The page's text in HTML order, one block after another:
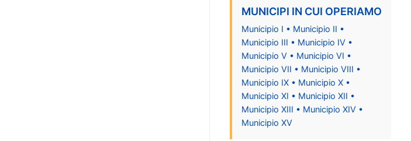
MUNICIPI IN CUI OPERIAMO
Municipio I • Municipio II •
Municipio III • Municipio IV •
Municipio V • Municipio VI •
Municipio VII • Municipio VIII •
Municipio IX • Municipio X •
Municipio XI • Municipio XII •
Municipio XIII • Municipio XIV •
Municipio XV